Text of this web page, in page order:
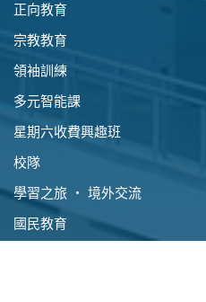
正向教育
宗教教育
領袖訓練
多元智能課
星期六收費興趣班
校隊
學習之旅 ‧ 境外交流
國民教育